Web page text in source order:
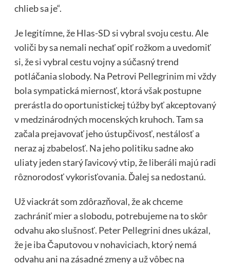
chlieb sa je“.
Je legitímne, že Hlas-SD si vybral svoju cestu. Ale
voliči by sa nemali nechať opiť rožkom a uvedomiť
si, že si vybral cestu vojny a súčasný trend
potláčania slobody. Na Petrovi Pellegrinim mi vždy
bola sympatická miernosť, ktorá však postupne
prerástla do oportunistickej túžby byť akceptovaný
v medzinárodných mocenských kruhoch. Tam sa
začala prejavovať jeho ústupčivosť, nestálosť a
neraz aj zbabelosť. Na jeho politiku sadne ako
uliaty jeden starý ľavicový vtip, že liberáli majú radi
rôznorodosť vykorisťovania. Ďalej sa nedostanú.
Už viackrát som zdôrazňoval, že ak chceme
zachrániť mier a slobodu, potrebujeme na to skôr
odvahu ako slušnosť. Peter Pellegrini dnes ukázal,
že je iba Čaputovou v nohaviciach, ktorý nemá
odvahu ani na zásadné zmeny a už vôbec na